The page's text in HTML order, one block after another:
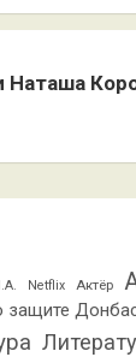
Netflix Актёр
защите